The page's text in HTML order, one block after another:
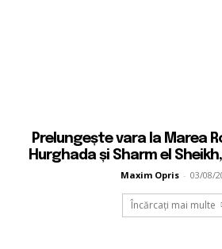
Prelungește vara la Marea
Hurghada și Sharm el
Maxim Opris - 03/08/
Încărcați mai multe